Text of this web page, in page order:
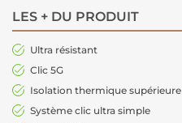
LES + DU PRODUIT
Ultra résistant
Clic 5G
Isolation thermique supérieure
Système clic ultra simple